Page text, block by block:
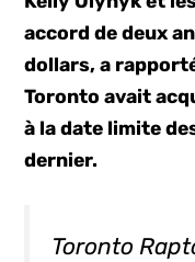
accord de deux
dollars, a
Toronto avait
à la date limite
dernier.
Toronto